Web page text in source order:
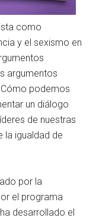
como
y el sexismo en
argumentos
podemos
un diálogo
de nuestras
la igualdad de
por la
el programa
desarrollado el